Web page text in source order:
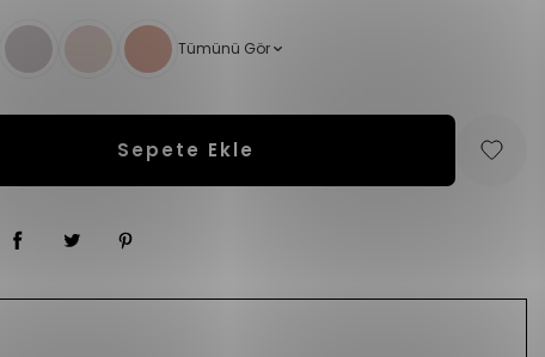
Tümünü Gör
Sepete Ekle